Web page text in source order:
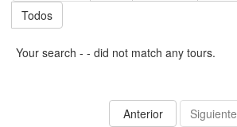
Todos
Your search - - did not match any tours.
Anterior
Siguiente